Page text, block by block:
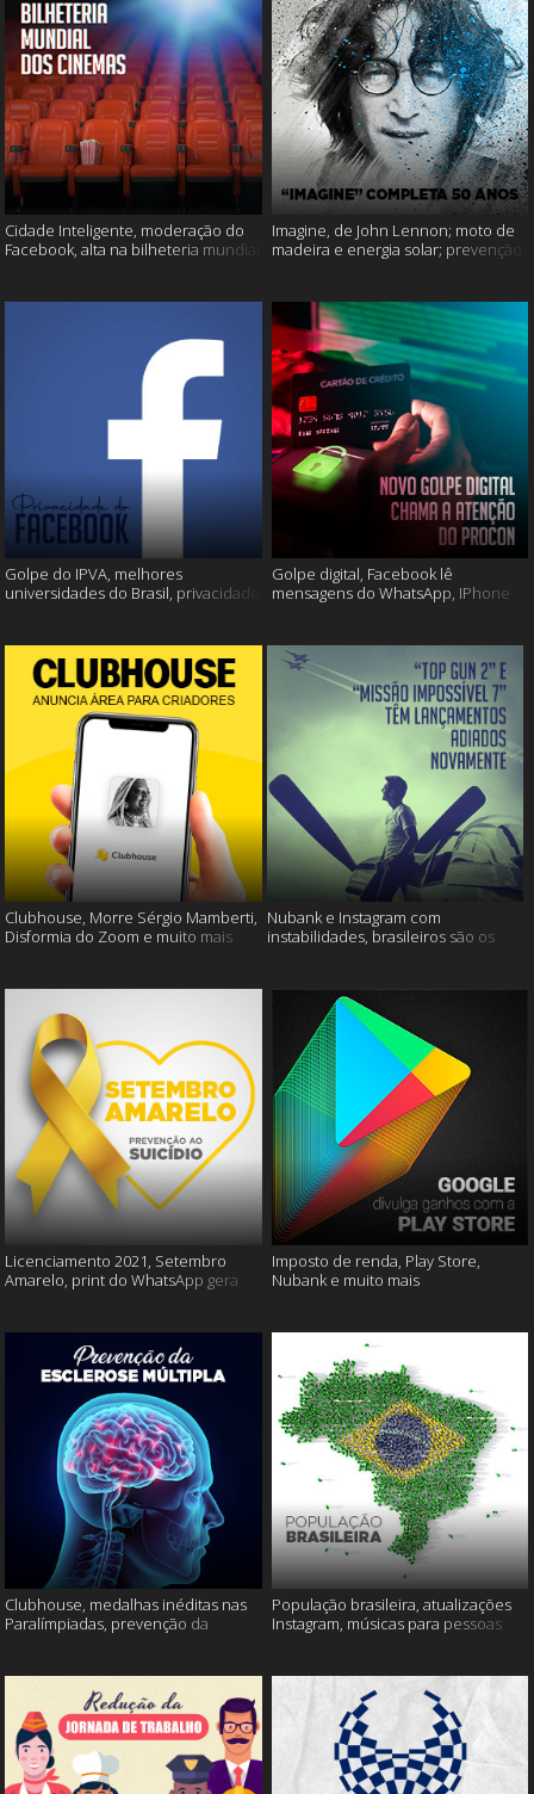
Cidade Inteligente, moderação do
Facebook, alta na bilheteria mundial
Imagine, de John Lennon; moto de
madeira e energia solar; prevenção
Golpe do IPVA, melhores
universidades do Brasil, privacidade
Golpe digital, Facebook lê
mensagens do WhatsApp, IPhone
Clubhouse, Morre Sérgio Mamberti,
Disformia do Zoom e muito mais
Nubank e Instagram com
instabilidades, brasileiros são os
Licenciamento 2021, Setembro
Amarelo, print do WhatsApp gera
Imposto de renda, Play Store,
Nubank e muito mais
Clubhouse, medalhas inéditas nas
Paralímpiadas, prevenção da
População brasileira, atualizações
Instagram, músicas para pessoas